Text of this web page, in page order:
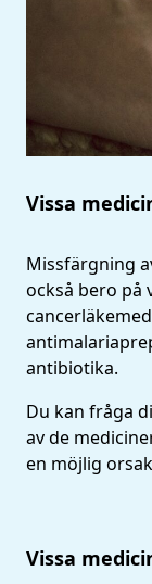
Vissa
Missfärgning
också bero på
antibiotika.
Du kan fråga
av de
en möjlig
Vissa